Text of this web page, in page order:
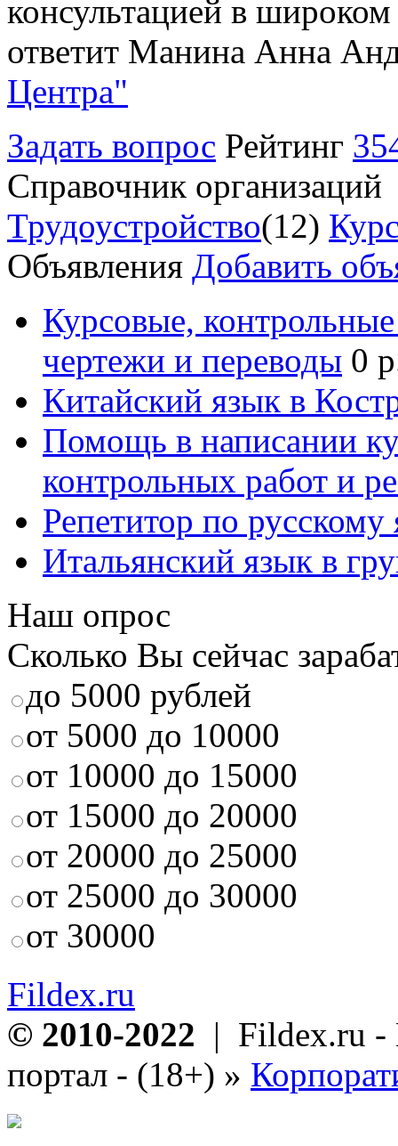
консультацией в
ответит Манина Анна
Центра"
Задать вопрос Рейтинг
Справочник организаций
Трудоустройство(12)
Объявления Добавить
Курсовые,
чертежи и переводы 0
Китайский язык в
Помощь в написании
контрольных работ и
Репетитор по русскому
Итальянский язык в
Наш опрос
Сколько Вы сейчас
до 5000 рублей
от 5000 до 10000
от 10000 до 15000
от 15000 до 20000
от 20000 до 25000
от 25000 до 30000
от 30000
Fildex.ru
© 2010-2022 | Fildex.ru -
портал - (18+) »